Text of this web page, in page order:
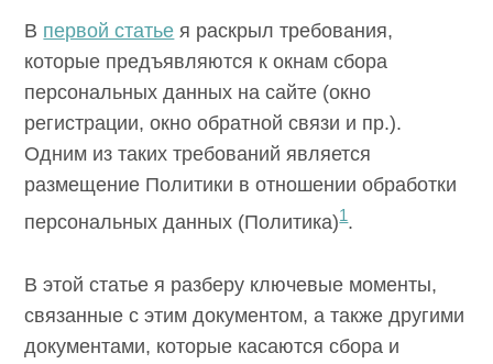
Впервой статьея раскрыл требования,
которые предъявляются к окнам сбора
персональных данных на сайте (окно
регистрации, окно обратной связи и пр.).
Одним из таких требований является
размещение Политики в отношении
обработки персональных данных
В этой статье я разберу ключевые моменты,
связанные с этим документом, а также